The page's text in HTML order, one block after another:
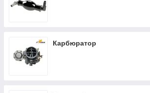
Карбюратор